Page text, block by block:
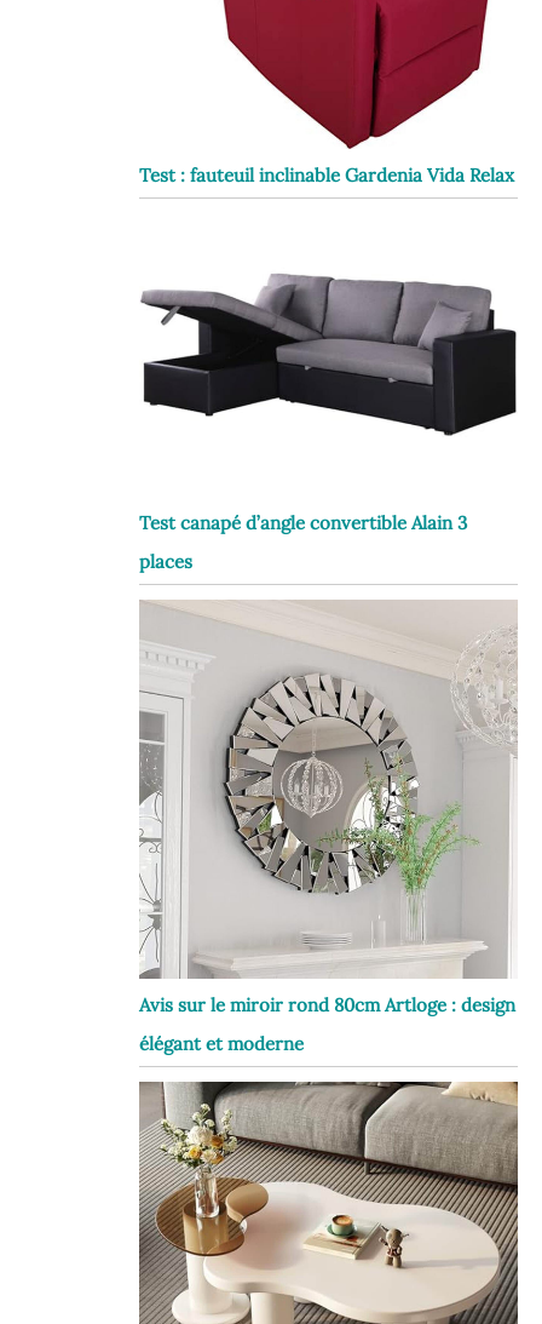
Test : fauteuil inclinable Gardenia Vida Relax
Test canapé d’angle convertible Alain 3
places
Avis sur le miroir rond 80cm Artloge : design
élégant et moderne